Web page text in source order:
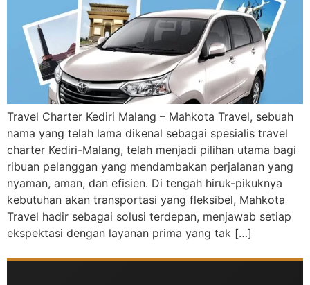
Travel Charter Kediri Malang – Mahkota Travel, sebuah
nama yang telah lama dikenal sebagai spesialis travel
charter Kediri-Malang, telah menjadi pilihan utama bagi
ribuan pelanggan yang mendambakan perjalanan yang
nyaman, aman, dan efisien. Di tengah hiruk-pikuknya
kebutuhan akan transportasi yang fleksibel, Mahkota
Travel hadir sebagai solusi terdepan, menjawab setiap
ekspektasi dengan layanan prima yang tak […]